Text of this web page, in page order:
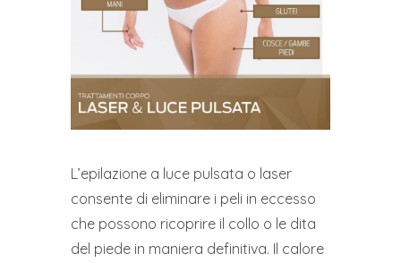
L’epilazione a luce pulsata o laser
consente di eliminare i peli in eccesso
che possono ricoprire il collo o le dita
del piede in maniera definitiva. Il calore